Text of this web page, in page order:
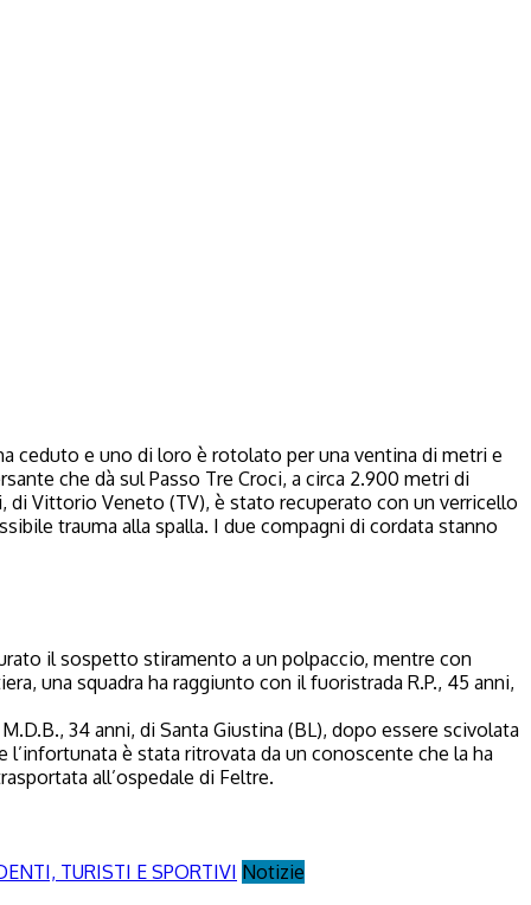
ceduto e uno di loro è rotolato per una ventina di metri e
che dà sul Passo Tre Croci, a circa 2.900 metri di
di Vittorio Veneto (TV), è stato recuperato con un verricello
trauma alla spalla. I due compagni di cordata stanno
il sospetto stiramento a un polpaccio, mentre con
una squadra ha raggiunto con il fuoristrada R.P., 45 anni,
34 anni, di Santa Giustina (BL), dopo essere scivolata
è stata ritrovata da un conoscente che la ha
all’ospedale di Feltre.
Notizie